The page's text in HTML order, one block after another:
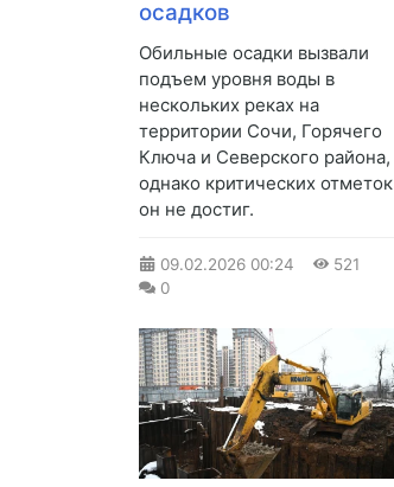
осадков
Обильные осадки вызвали
подъем уровня воды в
нескольких реках на
территории Сочи, Горячего
Ключа и Северского района,
однако критических отметок
он не достиг.
09.02.2026 00:24
521
0